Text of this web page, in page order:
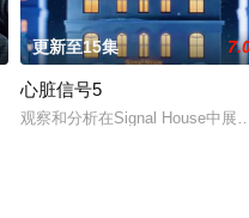
一场新闻游戏真人秀，假新闻充
更新至15集
心脏信号5
观察和分析在Signal House中展